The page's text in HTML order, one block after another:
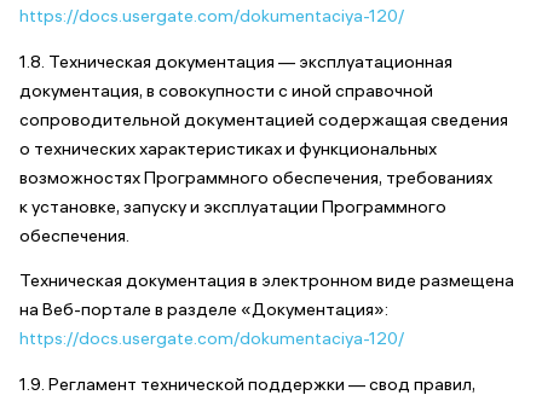
https://docs.usergate.com/dokumentaciya-120/
1.8. Техническая документация — эксплуатационная
документация, в совокупности с иной справочной
сопроводительной документацией содержащая сведения
о технических характеристиках и функциональных
возможностях Программного обеспечения, требованиях
к установке, запуску и эксплуатации Программного
обеспечения.
Техническая документация в электронном виде размещена
на Веб-портале в разделе «Документация»:
https://docs.usergate.com/dokumentaciya-120/
1.9. Регламент технической поддержки — свод правил,